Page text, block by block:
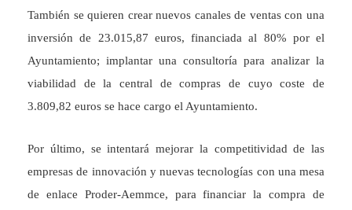
También se quieren crear nuevos canales de ventas con una
inversión de 23.015,87 euros, financiada al 80% por el
Ayuntamiento; implantar una consultoría para analizar la
viabilidad de la central de compras de cuyo coste de
3.809,82 euros se hace cargo el Ayuntamiento.
Por último, se intentará mejorar la competitividad de las
empresas de innovación y nuevas tecnologías con una mesa
de enlace Proder-Aemmce, para financiar la compra de